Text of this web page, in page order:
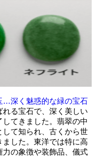
…深く魅惑的な緑の宝石
る宝石で、深く美しい
てきました。翡翠の中
て知られ、古くから世
した。東洋では特に高
の象徴や装飾品、儀式